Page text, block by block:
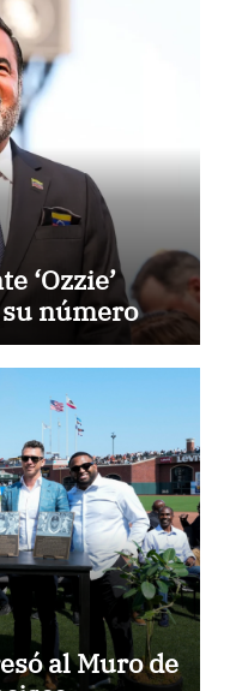
‘Ozzie’
número
al Muro de